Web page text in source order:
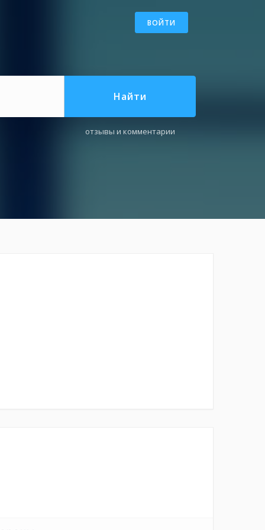
ВОЙТИ
Найти
отзывы и комментарии